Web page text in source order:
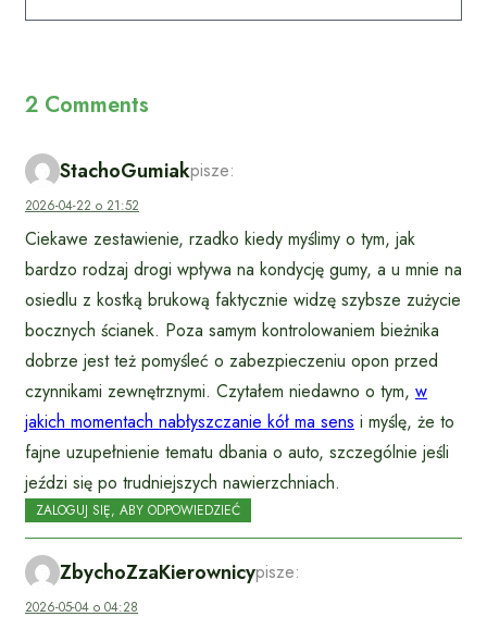
2 Comments
StachoGumiakpisze:
2026-04-22 o 21:52
Ciekawe zestawienie, rzadko kiedy myślimy o tym, jak
bardzo rodzaj drogi wpływa na kondycję gumy, a u mnie na
osiedlu z kostką brukową faktycznie widzę szybsze zużycie
bocznych ścianek. Poza samym kontrolowaniem bieżnika
dobrze jest też pomyśleć o zabezpieczeniu opon przed
czynnikami zewnętrznymi. Czytałem niedawno o tym, w
jakich momentach nabłyszczanie kół ma sens i myślę, że to
fajne uzupełnienie tematu dbania o auto, szczególnie jeśli
jeździ się po trudniejszych nawierzchniach.
ZALOGUJ SIĘ, ABY ODPOWIEDZIEĆ
ZbychoZzaKierownicypisze:
2026-05-04 o 04:28